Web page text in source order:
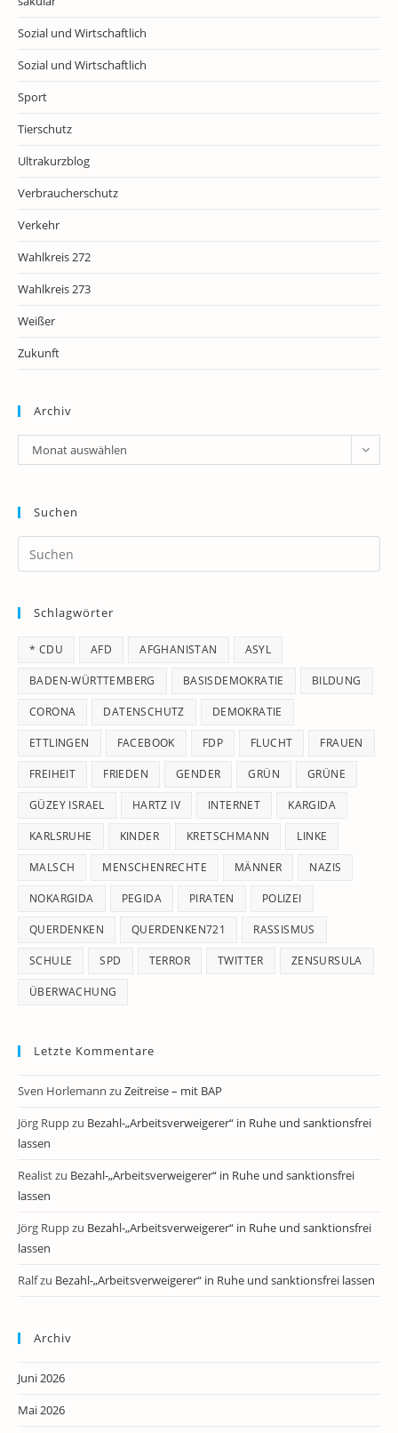
Sozial und Wirtschaftlich
Sozial und Wirtschaftlich
Sport
Tierschutz
Ultrakurzblog
Verbraucherschutz
Verkehr
Wahlkreis 272
Wahlkreis 273
Weißer
Zukunft
Archiv
Archiv
Monat auswählen
Suchen
Schlagwörter
* CDU AFD AFGHANISTAN ASYL
BADEN-WÜRTTEMBERG BASISDEMOKRATIE BILDUNG
CORONA DATENSCHUTZ DEMOKRATIE
ETTLINGEN FACEBOOK FDP FLUCHT FRAUEN
FREIHEIT FRIEDEN GENDER GRÜN GRÜNE
GÜZEY ISRAEL HARTZ IV INTERNET KARGIDA
KARLSRUHE KINDER KRETSCHMANN LINKE
MALSCH MENSCHENRECHTE MÄNNER NAZIS
NOKARGIDA PEGIDA PIRATEN POLIZEI
QUERDENKEN QUERDENKEN721 RASSISMUS
SCHULE SPD TERROR TWITTER ZENSURSULA
ÜBERWACHUNG
Letzte Kommentare
Sven Horlemann zu Zeitreise – mit BAP
Jörg Ruppzu Bezahl-„Arbeitsverweigerer“ in Ruhe und sanktionsfrei
lassen
Realistzu Bezahl-„Arbeitsverweigerer“ in Ruhe und sanktionsfrei
lassen
Jörg Ruppzu Bezahl-„Arbeitsverweigerer“ in Ruhe und sanktionsfrei
lassen
Ralfzu Bezahl-„Arbeitsverweigerer“ in Ruhe und sanktionsfrei lassen
Archiv
Juni 2026
Mai 2026